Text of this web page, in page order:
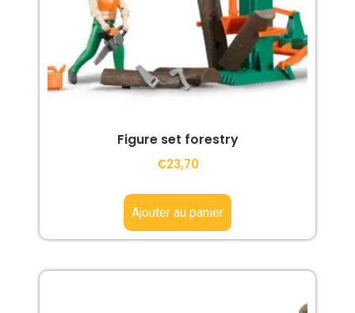
Figure set forestry
€23,70
Ajouter au panier